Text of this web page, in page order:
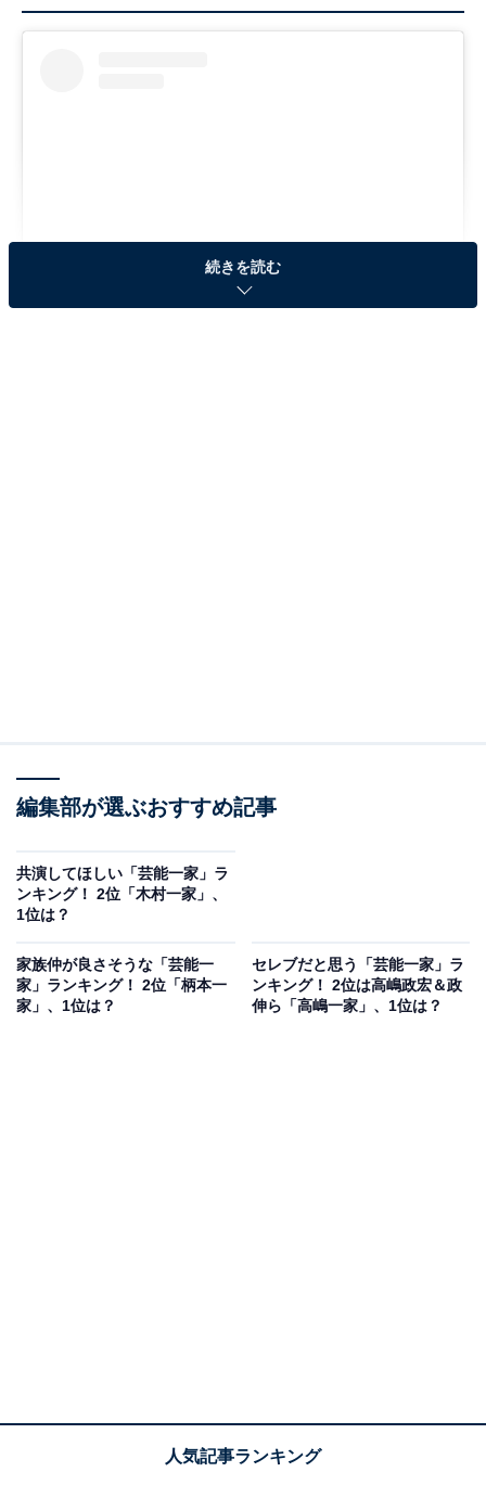
村拓哉さんは、2000年に工藤静香さんとの結婚を発表。
大物芸能人同士の結婚報告に、大きな話題を呼びまし
女・Koki,さんが誕生し、Cocomiさんはフルート奏者や
モデル、Koki,さんはモデルや作曲家、俳優としても活動
木村一家は家族全員が公式のSNSアカウントを持ち、プ
続きを読む
編集部が選ぶおすすめ記事
共演してほしい「芸能一家」ラ
ンキング！ 2位「木村一家」、
1位は？
家族仲が良さそうな「芸能一
家」ランキング！ 2位「柄本一
家」、1位は？
セレブだと思う「芸能一家」ラ
ンキング！ 2位は高嶋政宏＆政
伸ら「高嶋一家」、1位は？